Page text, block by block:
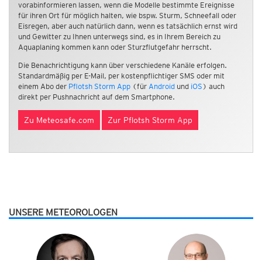
vorabinformieren lassen, wenn die Modelle bestimmte Ereignisse
für ihren Ort für möglich halten, wie bspw. Sturm, Schneefall oder
Eisregen, aber auch natürlich dann, wenn es tatsächlich ernst wird
und Gewitter zu Ihnen unterwegs sind, es in Ihrem Bereich zu
Aquaplaning kommen kann oder Sturzflutgefahr herrscht.
Die Benachrichtigung kann über verschiedene Kanäle erfolgen.
Standardmäßig per E-Mail, per kostenpflichtiger SMS oder mit
einem Abo der Pflotsh Storm App (für Android und iOS ) auch
direkt per Pushnachricht auf dem Smartphone.
Zu Meteosafe.com Zur Pflotsh Storm App
UNSERE METEOROLOGEN